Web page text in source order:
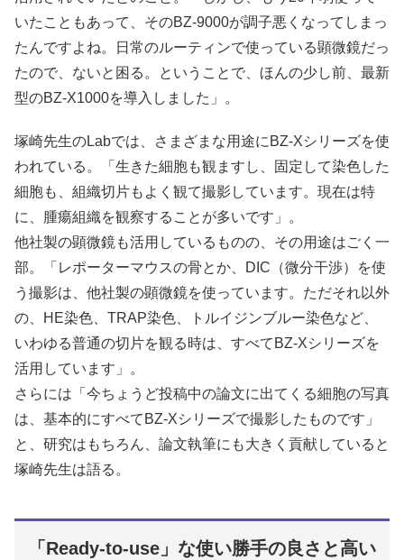
いたこともあって、そのBZ-9000が調子悪くなってしまっ
たんですよね。日常のルーティンで使っている顕微鏡だっ
たので、ないと困る。ということで、ほんの少し前、最新
型のBZ-X1000を導入しました」。
塚崎先生のLabでは、さまざまな用途にBZ-Xシリーズを使
われている。「生きた細胞も観ますし、固定して染色した
細胞も、組織切片もよく観て撮影しています。現在は特
に、腫瘍組織を観察することが多いです」。
他社製の顕微鏡も活用しているものの、その用途はごく一
部。「レポーターマウスの骨とか、DIC（微分干渉）を使
う撮影は、他社製の顕微鏡を使っています。ただそれ以外
の、HE染色、TRAP染色、トルイジンブルー染色など、
いわゆる普通の切片を観る時は、すべてBZ-Xシリーズを
活用しています」。
さらには「今ちょうど投稿中の論文に出てくる細胞の写真
は、基本的にすべてBZ-Xシリーズで撮影したものです」
と、研究はもちろん、論文執筆にも大きく貢献していると
塚崎先生は語る。
「Ready-to-use」な使い勝手の良さと高い